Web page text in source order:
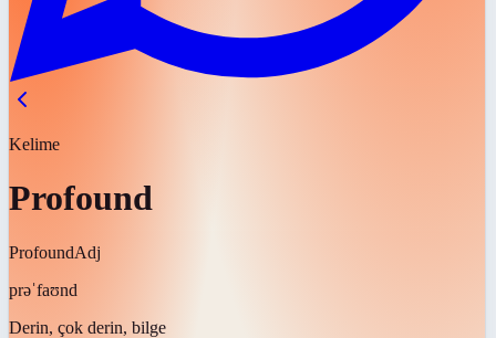
Kelime
Profound
ProfoundAdj
prəˈfaʊnd
Derin, çok derin, bilge